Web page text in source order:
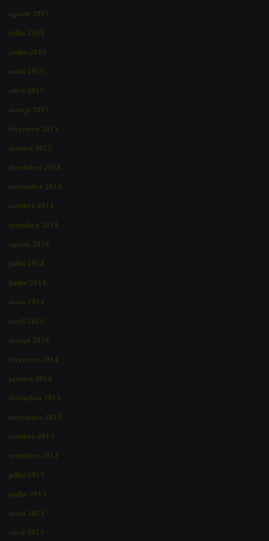
agosto 2015
julho 2015
junho 2015
maio 2015
abril 2015
março 2015
fevereiro 2015
janeiro 2015
dezembro 2014
novembro 2014
outubro 2014
setembro 2014
agosto 2014
julho 2014
junho 2014
maio 2014
abril 2014
março 2014
fevereiro 2014
janeiro 2014
dezembro 2013
novembro 2013
outubro 2013
setembro 2013
julho 2013
junho 2013
maio 2013
abril 2013